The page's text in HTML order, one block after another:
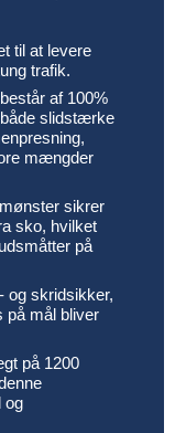
til at levere
trafik.
af 100%
slidstærke
mængder
sikrer
sko, hvilket
på
og skridsikker,
på mål bliver
på 1200
og